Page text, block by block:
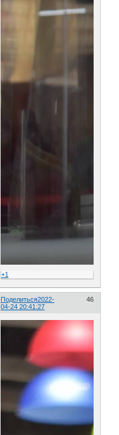
+1
Поделиться 46
2022-
04-24 20:41:27